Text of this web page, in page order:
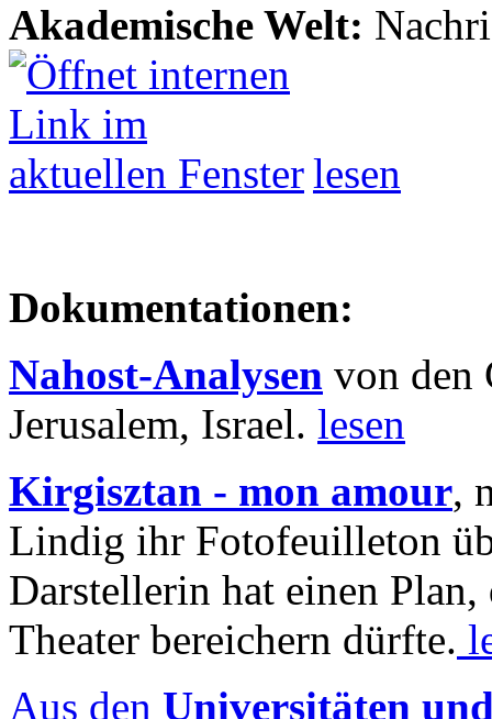
Akademische Welt:
lesen
Dokumentationen:
Nahost-Analysen von den
Jerusalem, Israel. lesen
Kirgisztan - mon amour,
Lindig ihr Fotofeuilleton
Darstellerin hat einen Plan,
Theater bereichern dürfte.
Aus den Universitäten